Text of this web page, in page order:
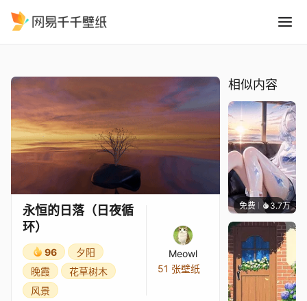
永恒的日落（日夜循
环）
96
夕阳
晚霞
花草树木
风景
Meowl
51 张壁纸
相似内容
免费 3.7万豆子